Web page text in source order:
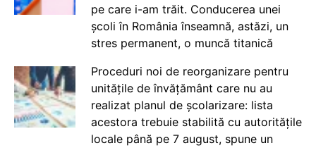
pe care i-am trăit. Conducerea unei
școli în România înseamnă, astăzi, un
stres permanent, o muncă titanică
Proceduri noi de reorganizare pentru
unitățile de învățământ care nu au
realizat planul de școlarizare: lista
acestora trebuie stabilită cu autoritățile
locale până pe 7 august, spune un